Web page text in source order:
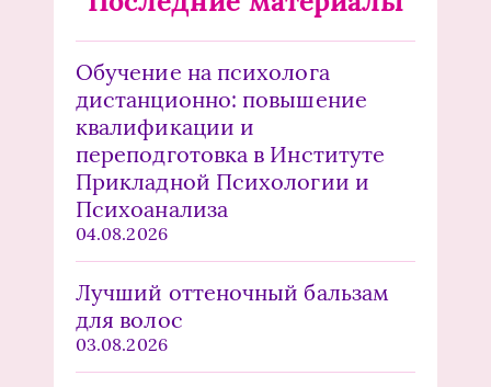
Обучение на психолога
дистанционно: повышение
квалификации и
переподготовка в Институте
Прикладной Психологии и
Психоанализа
04.08.2026
Лучший оттеночный бальзам
для волос
03.08.2026